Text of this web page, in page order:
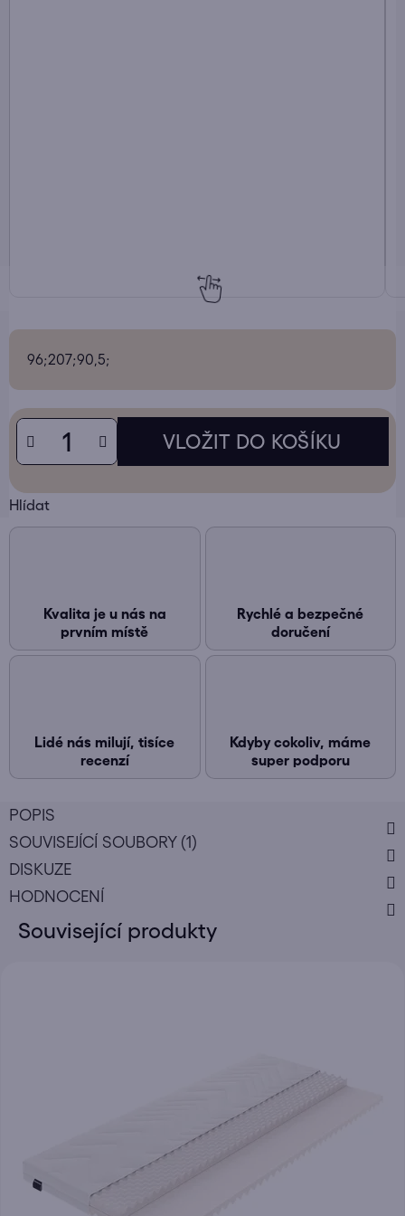
96;207;90,5;
Hlídat
Kvalita je u nás na
prvním místě
Rychlé a bezpečné
doručení
Lidé nás milují, tisíce
recenzí
Kdyby cokoliv, máme
super podporu
POPIS
SOUVISEJÍCÍ SOUBORY (1)
DISKUZE
HODNOCENÍ
Související produkty